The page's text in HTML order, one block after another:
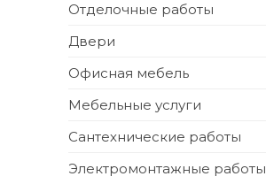
Отделочные работы
Двери
Офисная мебель
Мебельные услуги
Сантехнические работы
Электромонтажные работы